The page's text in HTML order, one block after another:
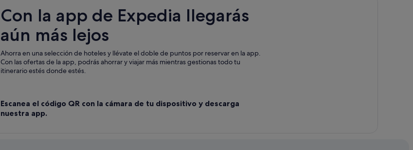
Casas rurales en Purias
Apartamentos en Purias
Hoteles cerca de Museo de Bordados del Paso Azul
Playa Senator hoteles en Puerto Lumbreras
Hoteles cerca de Palacio Guevara
Con la app de Expedia llegarás
aún más lejos
Ahorra en una selección de hoteles y llévate el doble de puntos por reservar en la app.
Con las ofertas de la app, podrás ahorrar y viajar más mientras gestionas todo tu
itinerario estés donde estés.
Escanea el código QR con la cámara de tu dispositivo y descarga
nuestra app.